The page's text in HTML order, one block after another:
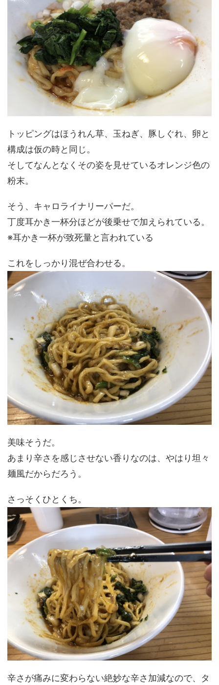
トッピングはほうれん草、玉ねぎ、豚しぐれ、卵と
構成は仮の時と同じ。
そしてなんとなくその姿を見せているオレンジ色の
粉末。
そう、キャロライナリーパーだ。
丁度耳かき一杯分ほどが後乗せで加えられている。
※耳かき一杯が致死量と言われている
これをしっかり混ぜ合わせる。
美味そうだ。
あまり辛さを感じさせない香りなのは、やはり坦々
麺風だからだろう。
さっそくひとくち。
辛さが痛みに変わらない絶妙な辛さ加減なので、タ